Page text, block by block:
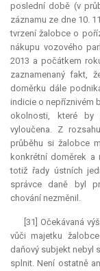
poslední době (v
záznamu ze dne 10.
tvrzení žalobce o
nákupu vozového
2013 a počátkem
zaznamenaný fakt,
doměrku dále
indicie o nepříznivém
okolnosti, které by
vyloučena. Z
průběhu si žalobce
konkrétní doměrek
totiž řady ústních
správce daně byl
chování nezměnil.
[31] Očekávaná
vůči majetku
daňový subjekt nebyl
splnit. Není ostatně